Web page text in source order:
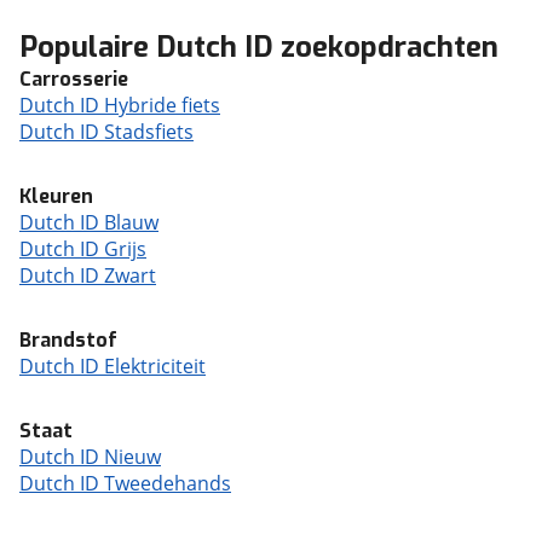
Populaire Dutch ID zoekopdrachten
Carrosserie
Dutch ID Hybride fiets
Dutch ID Stadsfiets
Kleuren
Dutch ID Blauw
Dutch ID Grijs
Dutch ID Zwart
Brandstof
Dutch ID Elektriciteit
Staat
Dutch ID Nieuw
Dutch ID Tweedehands